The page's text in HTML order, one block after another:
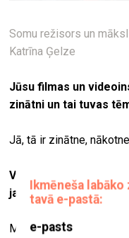
Somu režisors un
Katrīna Ģelze
Jūsu filmas un
zinātni un tai tuvas
Jā, tā ir zinātne,
Vai to visu uzlūkojat
jaušams pesimisms?
Man tā nešķiet. Lai arī